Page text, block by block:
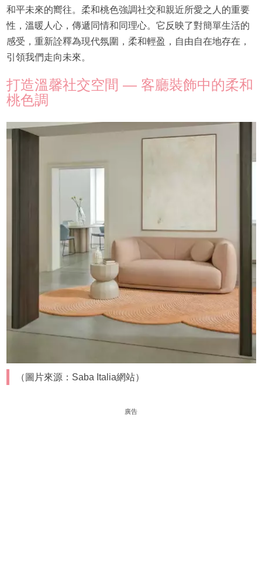
和平未來的嚮往。柔和桃色強調社交和親近所愛之人的重要
性，溫暖人心，傳遞同情和同理心。它反映了對簡單生活的
感受，重新詮釋為現代氛圍，柔和輕盈，自由自在地存在，
引領我們走向未來。
打造溫馨社交空間 — 客廳裝飾中的柔和
桃色調
（圖片來源：Saba Italia網站）
廣告